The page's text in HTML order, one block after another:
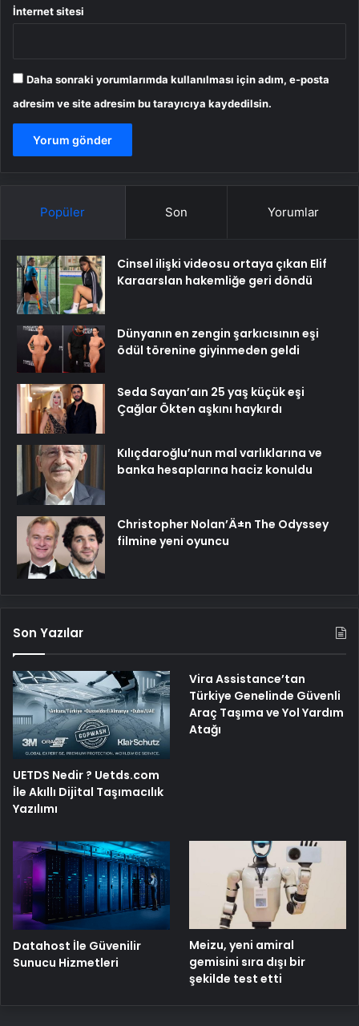
İnternet sitesi
Daha sonraki yorumlarımda kullanılması için adım, e-posta
adresim ve site adresim bu tarayıcıya kaydedilsin.
Popüler Son Yorumlar
Cinsel ilişki videosu ortaya çıkan Elif
Karaarslan hakemliğe geri döndü
Dünyanın en zengin şarkıcısının eşi
ödül törenine giyinmeden geldi
Seda Sayan’aın 25 yaş küçük eşi
Çağlar Ökten aşkını haykırdı
Kılıçdaroğlu’nun mal varlıklarına ve
banka hesaplarına haciz konuldu
Christopher Nolan’Ä±n The Odyssey
filmine yeni oyuncu
Son Yazılar
UETDS Nedir ? Uetds.com
İle Akıllı Dijital Taşımacılık
Yazılımı
Vira Assistance’tan
Türkiye Genelinde Güvenli
Araç Taşıma ve Yol Yardım
Atağı
Datahost İle Güvenilir
Sunucu Hizmetleri
Meizu, yeni amiral
gemisini sıra dışı bir
şekilde test etti